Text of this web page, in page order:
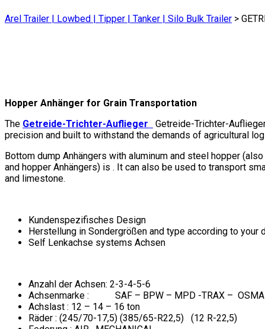
Arel Trailer | Lowbed | Tipper | Tanker | Silo Bulk Trailer >
Hopper Anhänger for Grain Transportation
The Getreide-Trichter-Auflieger
Getreide-Trichter-
precision and built to withstand the demands of agricultural
Bottom dump Anhängers with aluminum and steel hopper
and hopper Anhängers) is . It can also be used to transport
and limestone.
Kundenspezifisches Design
Herstellung in Sondergrößen and type according to your
Self Lenkachse systems Achsen
Anzahl der Achsen: 2-3-4-5-6
Achsenmarke : SAF – BPW – MPD -TRAX –
Achslast : 12 – 14 – 16 ton
Räder : (245/70-17,5) (385/65-R22,5) (12 R-22,5)